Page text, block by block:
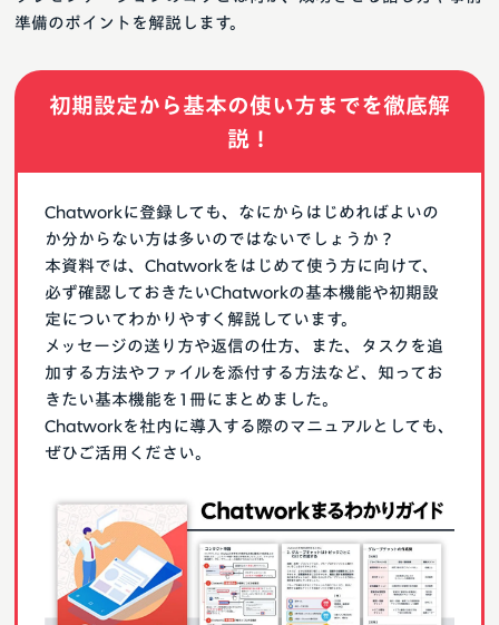
準備のポイントを解説します。
初期設定から基本の使い方までを徹底解
説！
Chatworkに登録しても、なにからはじめればよいの
か分からない方は多いのではないでしょうか？
本資料では、Chatworkをはじめて使う方に向けて、
必ず確認しておきたいChatworkの基本機能や初期設
定についてわかりやすく解説しています。
メッセージの送り方や返信の仕方、また、タスクを追
加する方法やファイルを添付する方法など、知ってお
きたい基本機能を1冊にまとめました。
Chatworkを社内に導入する際のマニュアルとしても、
ぜひご活用ください。